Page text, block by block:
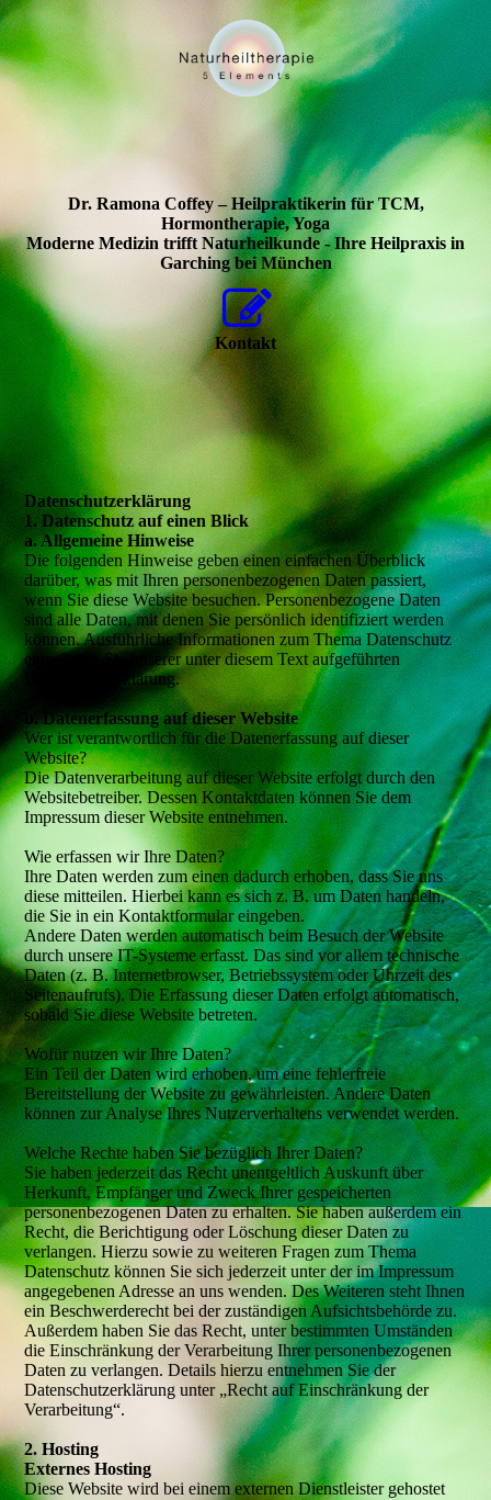
Dr. Ramona Coffey – Heilpraktikerin für TCM,
Hormontherapie, Yoga
Moderne Medizin trifft Naturheilkunde - Ihre Heilpraxis in
Garching bei München
Kontakt
Datenschutzerklärung
1. Datenschutz auf einen Blick
a. Allgemeine Hinweise
Die folgenden Hinweise geben einen einfachen Überblick
darüber, was mit Ihren personenbezogenen Daten passiert,
wenn Sie diese Website besuchen. Personenbezogene Daten
sind alle Daten, mit denen Sie persönlich identifiziert werden
können. Ausführliche Informationen zum Thema Datenschutz
entnehmen Sie unserer unter diesem Text aufgeführten
Datenschutzerklärung.
b. Datenerfassung auf dieser Website
Wer ist verantwortlich für die Datenerfassung auf dieser
Website?
Die Datenverarbeitung auf dieser Website erfolgt durch den
Websitebetreiber. Dessen Kontaktdaten können Sie dem
Impressum dieser Website entnehmen.
Wie erfassen wir Ihre Daten?
Ihre Daten werden zum einen dadurch erhoben, dass Sie uns
diese mitteilen. Hierbei kann es sich z. B. um Daten handeln,
die Sie in ein Kontaktformular eingeben.
Andere Daten werden automatisch beim Besuch der Website
durch unsere IT-Systeme erfasst. Das sind vor allem technische
Daten (z. B. Internetbrowser, Betriebssystem oder Uhrzeit des
Seitenaufrufs). Die Erfassung dieser Daten erfolgt automatisch,
sobald Sie diese Website betreten.
Wofür nutzen wir Ihre Daten?
Ein Teil der Daten wird erhoben, um eine fehlerfreie
Bereitstellung der Website zu gewährleisten. Andere Daten
können zur Analyse Ihres Nutzerverhaltens verwendet werden.
Welche Rechte haben Sie bezüglich Ihrer Daten?
Sie haben jederzeit das Recht unentgeltlich Auskunft über
Herkunft, Empfänger und Zweck Ihrer gespeicherten
personenbezogenen Daten zu erhalten. Sie haben außerdem ein
Recht, die Berichtigung oder Löschung dieser Daten zu
verlangen. Hierzu sowie zu weiteren Fragen zum Thema
Datenschutz können Sie sich jederzeit unter der im Impressum
angegebenen Adresse an uns wenden. Des Weiteren steht Ihnen
ein Beschwerderecht bei der zuständigen Aufsichtsbehörde zu.
Außerdem haben Sie das Recht, unter bestimmten Umständen
die Einschränkung der Verarbeitung Ihrer personenbezogenen
Daten zu verlangen. Details hierzu entnehmen Sie der
Datenschutzerklärung unter „Recht auf Einschränkung der
Verarbeitung“.
2. Hosting
Externes Hosting
Diese Website wird bei einem externen Dienstleister gehostet